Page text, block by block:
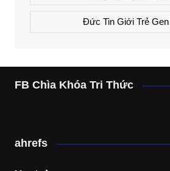
Đức Tin Giới Trẻ
FB Chìa Khóa Tri Thức
ahrefs